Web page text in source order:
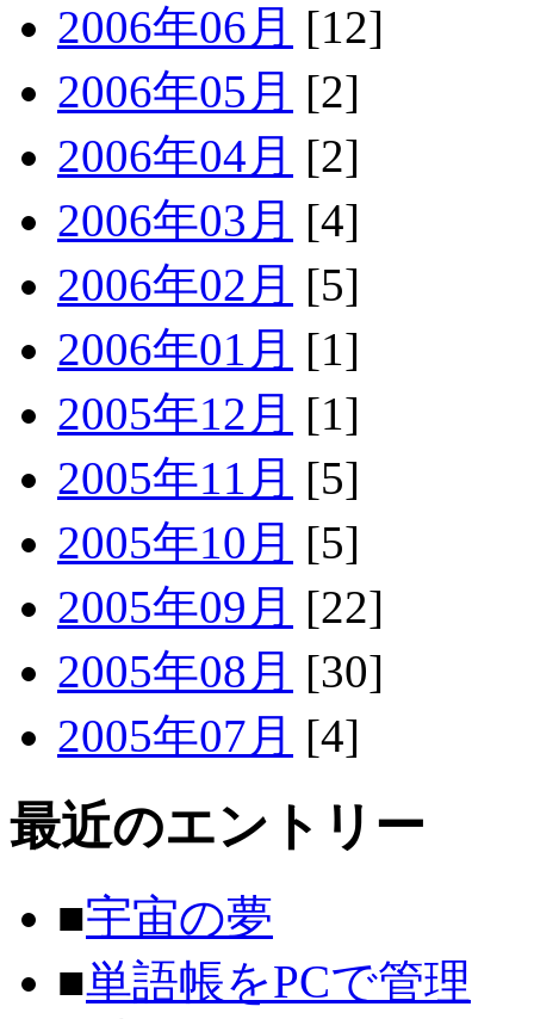
2006年06月 [12]
2006年05月 [2]
2006年04月 [2]
2006年03月 [4]
2006年02月 [5]
2006年01月 [1]
2005年12月 [1]
2005年11月 [5]
2005年10月 [5]
2005年09月 [22]
2005年08月 [30]
2005年07月 [4]
最近のエントリー
■宇宙の夢
■単語帳をPCで管理